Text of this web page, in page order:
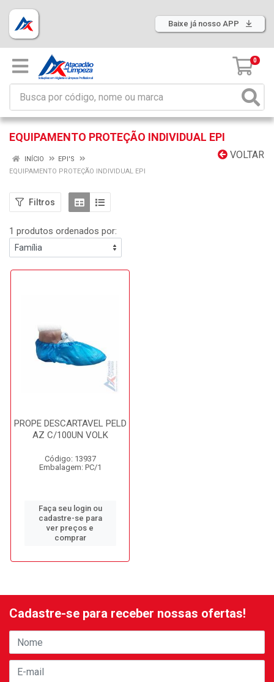
Baixe já nosso APP
0
EQUIPAMENTO PROTEÇÃO INDIVIDUAL EPI
VOLTAR
INÍCIO
EPI'S
EQUIPAMENTO PROTEÇÃO INDIVIDUAL EPI
Filtros
1 produtos ordenados por:
PROPE DESCARTAVEL PELD
AZ C/100UN VOLK
Código: 13937
Embalagem: PC/1
Faça seu login ou
cadastre-se para
ver preços e
comprar
Cadastre-se para receber nossas ofertas!